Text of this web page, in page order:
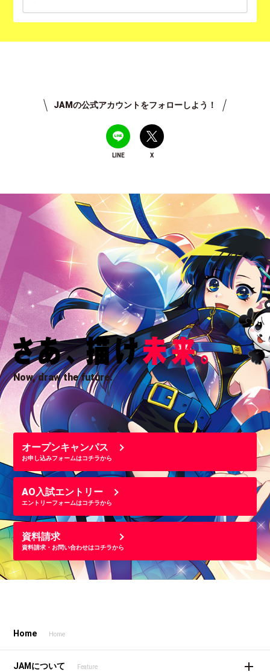
JAMの公式アカウントをフォローしよう！
LINE X
Now, draw the future.
オープンキャンパス
お申し込みフォームはコチラから
AO入試エントリー
エントリーフォームはコチラから
資料請求
資料請求・お問い合わせはコチラから
Home Home
JAMについて Feature